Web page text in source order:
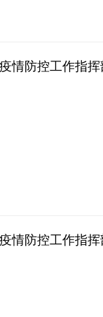
情防控工作指挥
情防控工作指挥